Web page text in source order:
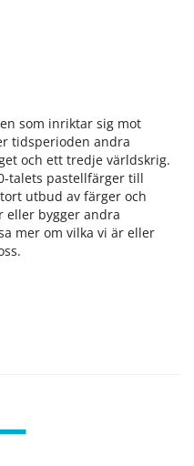
som inriktar sig mot
tidsperioden andra
och ett tredje världskrig.
talets pastellfärger till
utbud av färger och
eller bygger andra
mer om vilka vi är eller